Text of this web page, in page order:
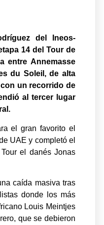
del Ineos-
14 del Tour de
entre Annemasse
du Soleil, de alta
un recorrido de
al tercer lugar
el gran favorito el
UAE y completó el
el danés Jonas
caída masiva tras
donde los más
Louis Meintjes
que se debieron